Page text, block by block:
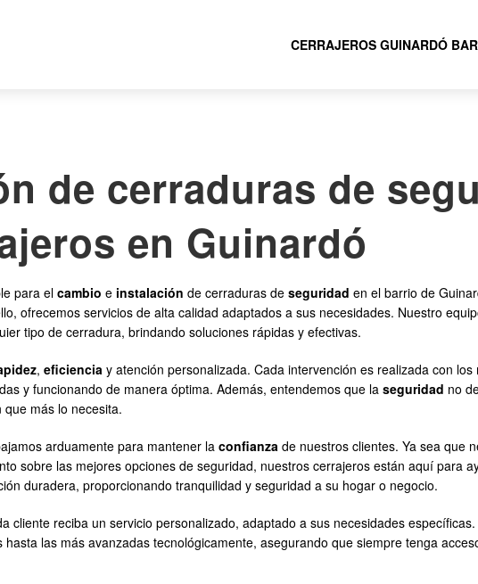
CERRAJEROS GUINARDÓ
de cerraduras de
en Guinardó
para elcambio e instalación de cerraduras de seguridad en el barrio de
ofrecemos servicios de alta calidad adaptados a sus necesidades. Nuestro
tipo de cerradura, brindando soluciones rápidas y efectivas.
, eficiencia y atención personalizada. Cada intervención es realizada con
y funcionando de manera óptima. Además, entendemos que la seguridad no
más lo necesita.
arduamente para mantener la confianza de nuestros clientes. Ya sea que
sobre las mejores opciones de seguridad, nuestros cerrajeros están aquí para
duradera, proporcionando tranquilidad y seguridad a su hogar o negocio.
cliente reciba un servicio personalizado, adaptado a sus necesidades
las más avanzadas tecnológicamente, asegurando que siempre tenga